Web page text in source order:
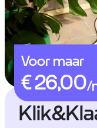
Voor maar